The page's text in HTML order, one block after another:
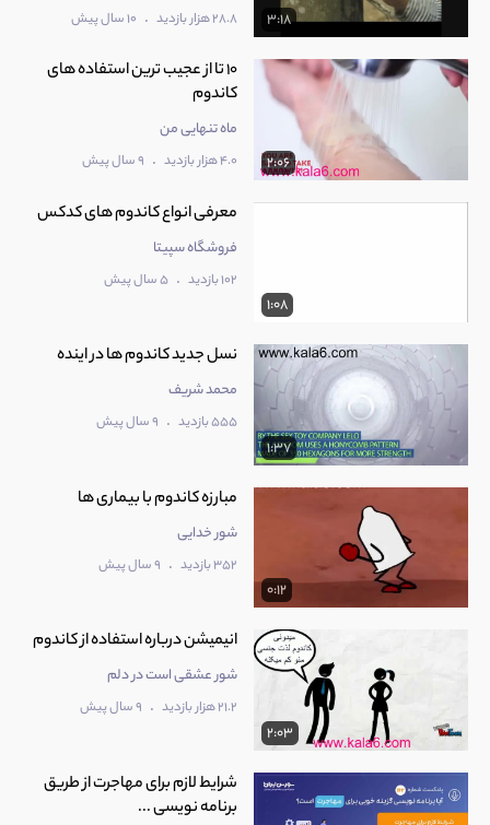
3:18 28.8 هزار بازدید . 10 سال پیش
2:06
‫10 تا از عجیب ترین استفاده های
کاندوم‬‎
ماه تنهایی من
4.0 هزار بازدید . 9 سال پیش
1:08
معرفی انواع کاندوم های کدکس
فروشگاه سپیتا
102 بازدید . 5 سال پیش
1:37
محمد شریف
555 بازدید . 9 سال پیش
0:12
شور خدایی
352 بازدید . 9 سال پیش
2:03
‫انیمیشن درباره استفاده از کاندوم‬‎
شور عشقی است در دلم
21.2 هزار بازدید . 9 سال پیش
شرایط لازم برای مهاجرت از طریق
برنامه نویسی ...